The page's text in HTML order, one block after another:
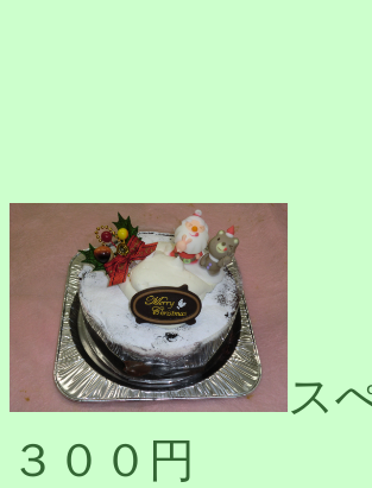
ス
３００円